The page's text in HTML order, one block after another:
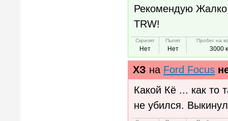
Рекомендую Жалко
TRW!
Скрипят
Нет
Пылят
Нет
Пробег на
3000
ХЗ на Ford Focus
Какой Кё ... как то
не убился.